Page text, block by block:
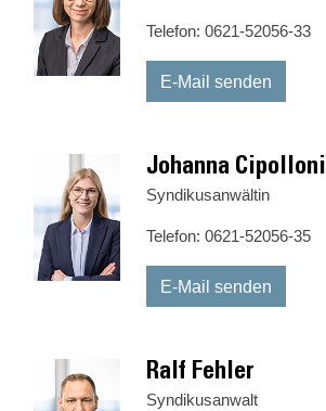
Telefon: 0621-52056-33
E-Mail senden
Johanna Cipolloni
Syndikusanwältin
Telefon: 0621-52056-35
E-Mail senden
Ralf Fehler
Syndikusanwalt